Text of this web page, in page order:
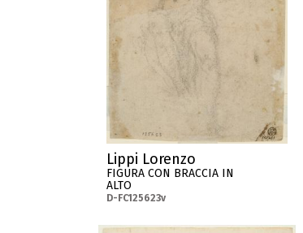
Lippi Lorenzo
FIGURA CON BRACCIA IN
ALTO
D-FC125623v